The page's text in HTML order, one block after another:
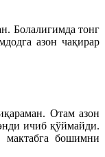
Болалигимда тонг
азон чақирар
Отам азон
ичиб қўймайди.
бошимни